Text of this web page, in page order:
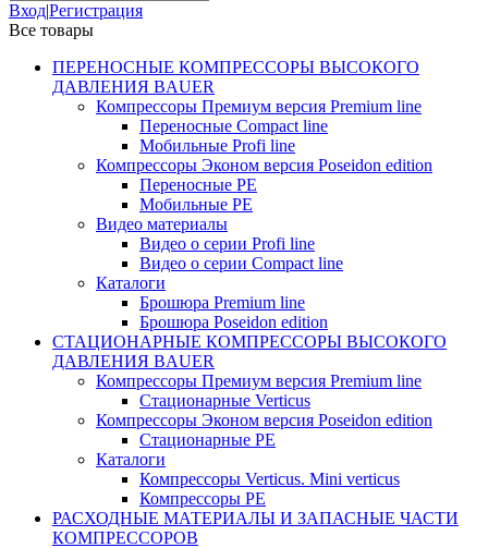
Вход|Регистрация
Все товары
ПЕРЕНОСНЫЕ КОМПРЕССОРЫ ВЫСОКОГО
ДАВЛЕНИЯ BAUER
Компрессоры Премиум версия Premium line
Переносные Compact line
Мобильные Profi line
Компрессоры Эконом версия Poseidon edition
Переносные PE
Мобильные PE
Видео материалы
Видео о серии Profi line
Видео о серии Compact line
Каталоги
Брошюра Premium line
Брошюра Poseidon edition
СТАЦИОНАРНЫЕ КОМПРЕССОРЫ ВЫСОКОГО
ДАВЛЕНИЯ BAUER
Компрессоры Премиум версия Premium line
Стационарные Verticus
Компрессоры Эконом версия Poseidon edition
Стационарные PE
Каталоги
Компрессоры Verticus. Mini verticus
Компрессоры PE
РАСХОДНЫЕ МАТЕРИАЛЫ И ЗАПАСНЫЕ ЧАСТИ
КОМПРЕССОРОВ